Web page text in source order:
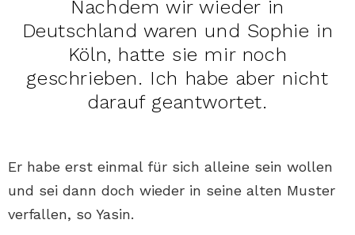
Nachdem wir wieder in
Deutschland waren und Sophie in
Köln, hatte sie mir noch
geschrieben. Ich habe aber nicht
darauf geantwortet.
Er habe erst einmal für sich alleine sein wollen
und sei dann doch wieder in seine alten Muster
verfallen, so Yasin.